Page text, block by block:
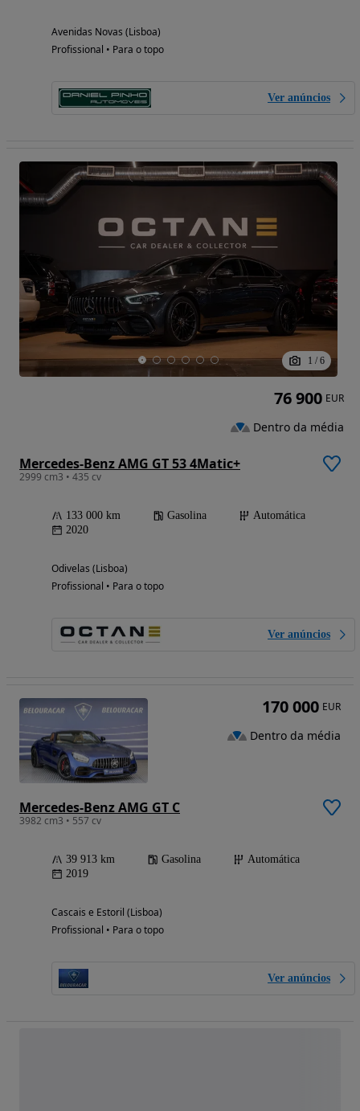
Avenidas Novas (Lisboa)
Profissional • Para o topo
Ver anúncios
1 / 6
Mercedes-Benz AMG GT 53 4Matic+
2999 cm3 • 435 cv
133 000 km Gasolina
Automática
2020
Odivelas (Lisboa)
Profissional • Para o topo
Ver anúncios
76 900 EUR
Dentro da média
Mercedes-Benz AMG GT C
3982 cm3 • 557 cv
39 913 km Gasolina
Automática
2019
Cascais e Estoril (Lisboa)
Profissional • Para o topo
Ver anúncios
170 000 EUR
Dentro da média